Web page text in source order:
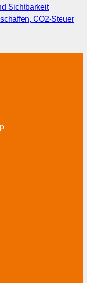
Sichtbarkeit
CO2-Steuer